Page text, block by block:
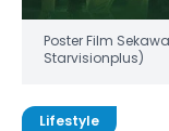
Poster Film
Starvisionplus)
Lifestyle